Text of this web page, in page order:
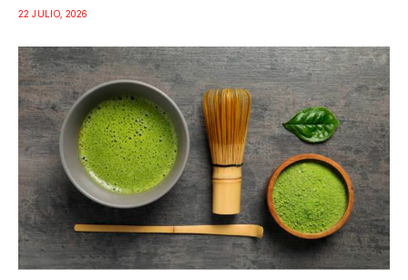
22 JULIO, 2026